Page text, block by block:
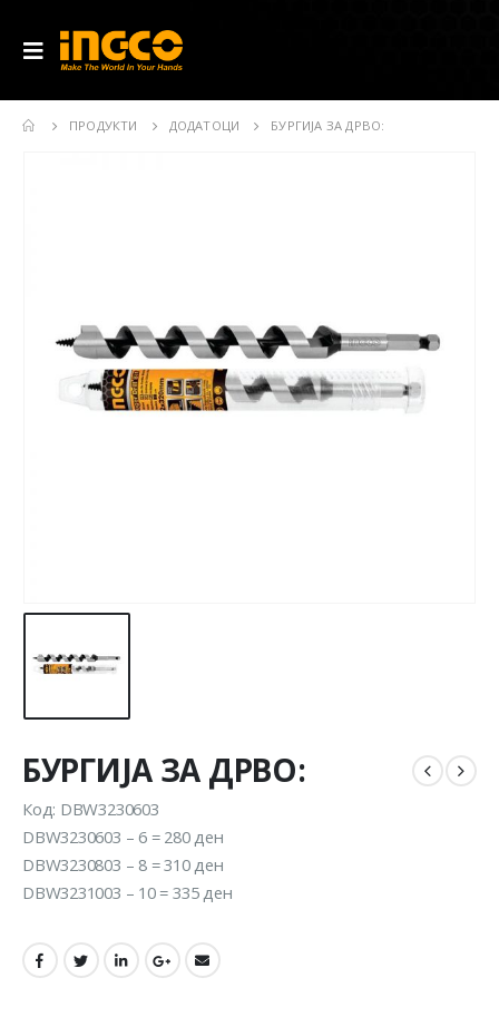
ПРОДУКТИ ДОДАТОЦИ БУРГИЈА ЗА ДРВО:
БУРГИЈА ЗА ДРВО:
Код: DBW3230603
DBW3230603 – 6 = 280 ден
DBW3230803 – 8 = 310 ден
DBW3231003 – 10 = 335 ден